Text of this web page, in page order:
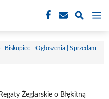
Biskupiec - Ogłoszenia | Sprzedam
Regaty Żeglarskie o Błękitną